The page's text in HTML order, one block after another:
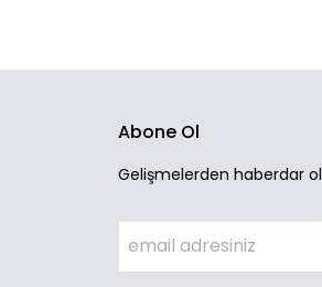
Abone Ol
Gelişmelerden haberdar ol